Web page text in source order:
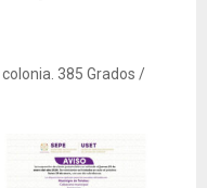
385 Grados /